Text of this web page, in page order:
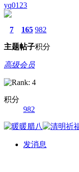
yq0123
7
主题
165
帖子
982
积分
高级会员
积分
982
发消息